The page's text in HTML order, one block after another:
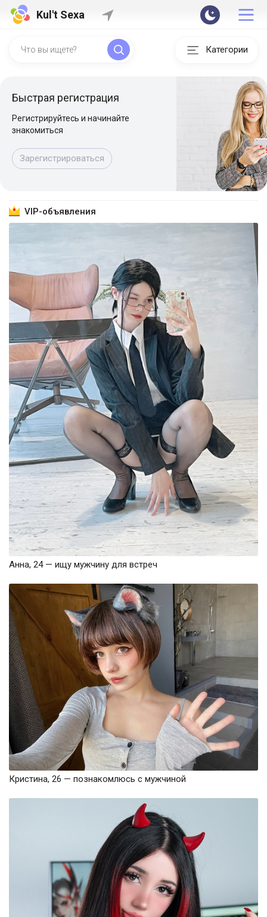
Kul't Sexa
Категории
Быстрая регистрация
Регистрируйтесь и начинайте
знакомиться
Зарегистрироваться
VIP-объявления
Анна, 24 — ищу мужчину для встреч
Кристина, 26 — познакомлюсь с мужчиной